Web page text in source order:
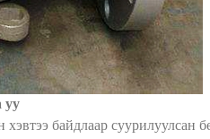
уу
байдлаар суурилуулсан